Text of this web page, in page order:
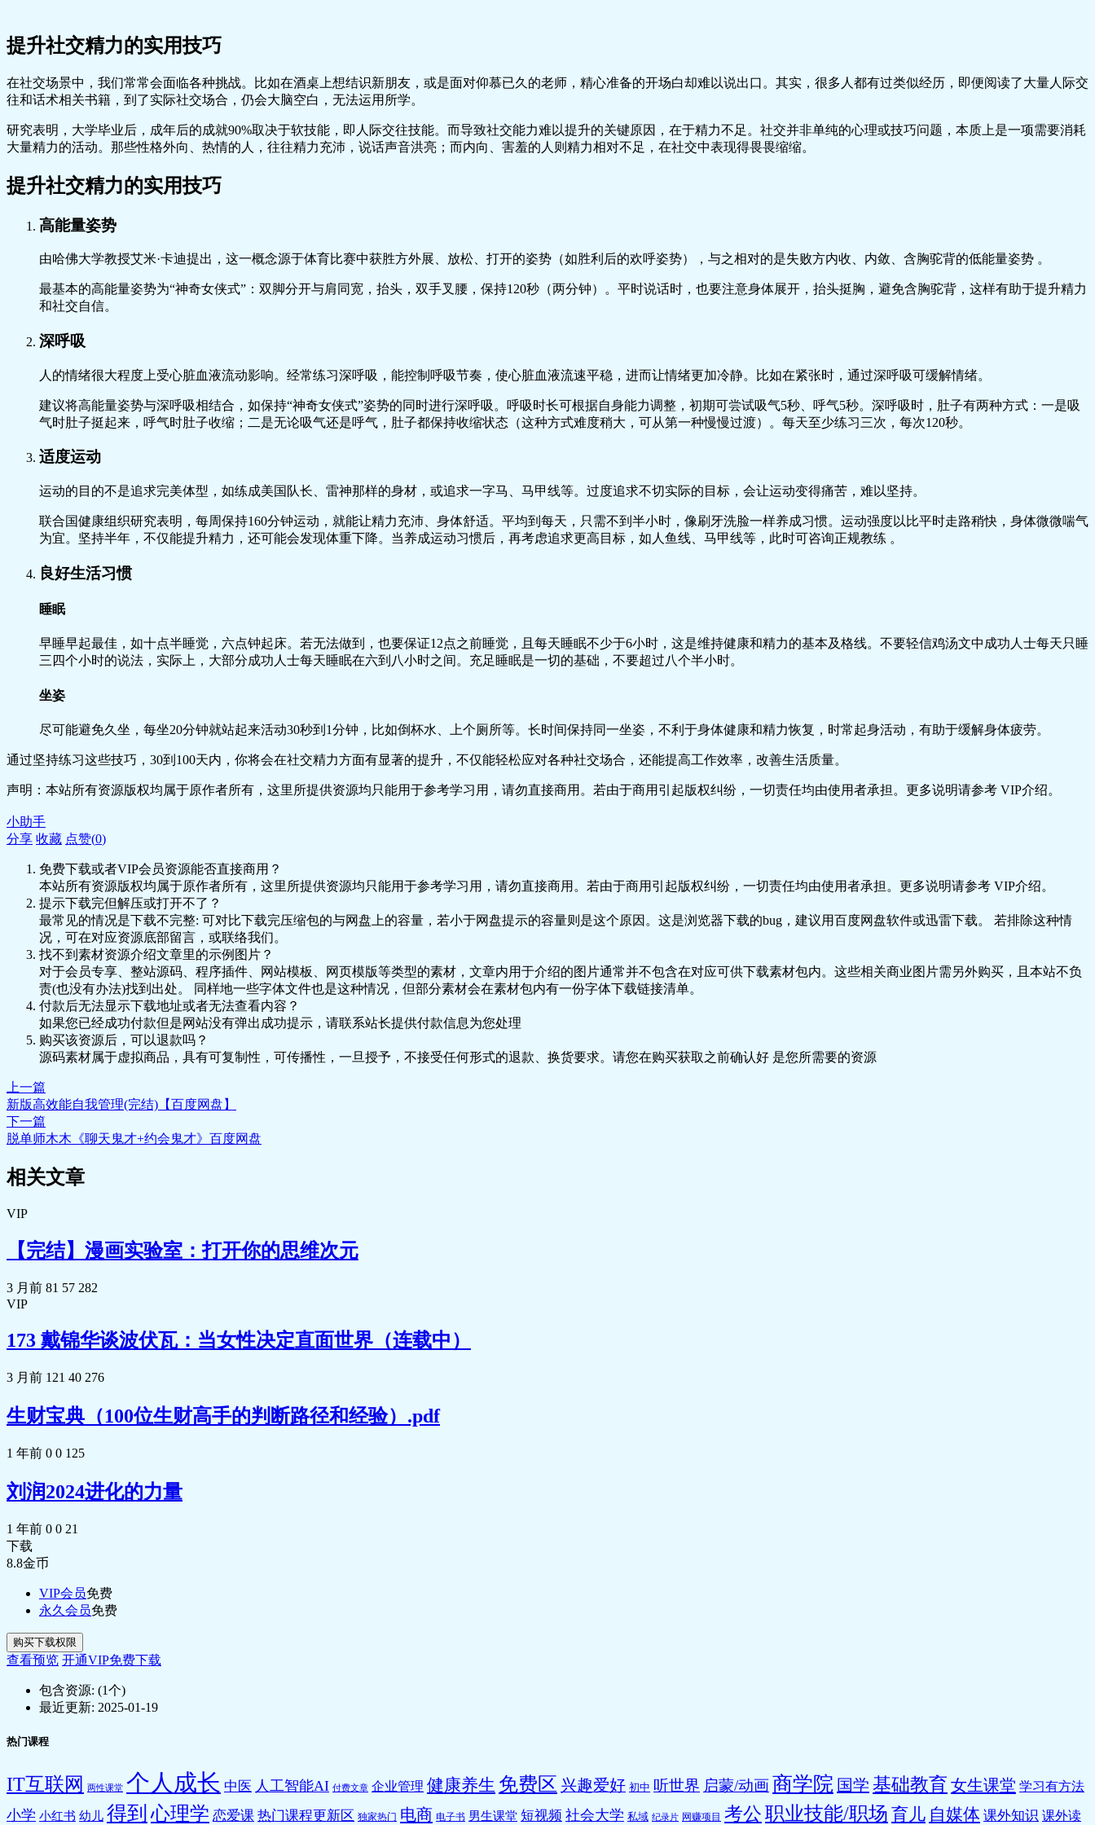
提升社交精力的实用技巧
在社交场景中，我们常常会面临各种挑战。比如在酒桌上想结识新朋友，或是面对仰慕已久的老师，精心准备的开场白却难以说出口。其实，很多人都有过类似经历，即便阅读了大量人际交
往和话术相关书籍，到了实际社交场合，仍会大脑空白，无法运用所学。
研究表明，大学毕业后，成年后的成就90%取决于软技能，即人际交往技能。而导致社交能力难以提升的关键原因，在于精力不足。社交并非单纯的心理或技巧问题，本质上是一项需要消耗
大量精力的活动。那些性格外向、热情的人，往往精力充沛，说话声音洪亮；而内向、害羞的人则精力相对不足，在社交中表现得畏畏缩缩。
提升社交精力的实用技巧
高能量姿势
由哈佛大学教授艾米·卡迪提出，这一概念源于体育比赛中获胜方外展、放松、打开的姿势（如胜利后的欢呼姿势），与之相对的是失败方内收、内敛、含胸驼背的低能量姿势 。
最基本的高能量姿势为“神奇女侠式”：双脚分开与肩同宽，抬头，双手叉腰，保持120秒（两分钟）。平时说话时，也要注意身体展开，抬头挺胸，避免含胸驼背，这样有助于提升精力
和社交自信。
深呼吸
人的情绪很大程度上受心脏血液流动影响。经常练习深呼吸，能控制呼吸节奏，使心脏血液流速平稳，进而让情绪更加冷静。比如在紧张时，通过深呼吸可缓解情绪。
建议将高能量姿势与深呼吸相结合，如保持“神奇女侠式”姿势的同时进行深呼吸。呼吸时长可根据自身能力调整，初期可尝试吸气5秒、呼气5秒。深呼吸时，肚子有两种方式：一是吸
气时肚子挺起来，呼气时肚子收缩；二是无论吸气还是呼气，肚子都保持收缩状态（这种方式难度稍大，可从第一种慢慢过渡）。每天至少练习三次，每次120秒。
适度运动
运动的目的不是追求完美体型，如练成美国队长、雷神那样的身材，或追求一字马、马甲线等。过度追求不切实际的目标，会让运动变得痛苦，难以坚持。
联合国健康组织研究表明，每周保持160分钟运动，就能让精力充沛、身体舒适。平均到每天，只需不到半小时，像刷牙洗脸一样养成习惯。运动强度以比平时走路稍快，身体微微喘气
为宜。坚持半年，不仅能提升精力，还可能会发现体重下降。当养成运动习惯后，再考虑追求更高目标，如人鱼线、马甲线等，此时可咨询正规教练 。
良好生活习惯
睡眠
早睡早起最佳，如十点半睡觉，六点钟起床。若无法做到，也要保证12点之前睡觉，且每天睡眠不少于6小时，这是维持健康和精力的基本及格线。不要轻信鸡汤文中成功人士每天只睡
三四个小时的说法，实际上，大部分成功人士每天睡眠在六到八小时之间。充足睡眠是一切的基础，不要超过八个半小时。
坐姿
尽可能避免久坐，每坐20分钟就站起来活动30秒到1分钟，比如倒杯水、上个厕所等。长时间保持同一坐姿，不利于身体健康和精力恢复，时常起身活动，有助于缓解身体疲劳。
通过坚持练习这些技巧，30到100天内，你将会在社交精力方面有显著的提升，不仅能轻松应对各种社交场合，还能提高工作效率，改善生活质量。
声明：本站所有资源版权均属于原作者所有，这里所提供资源均只能用于参考学习用，请勿直接商用。若由于商用引起版权纠纷，一切责任均由使用者承担。更多说明请参考 VIP介绍。
小助手
分享 收藏 点赞(0)
免费下载或者VIP会员资源能否直接商用？
本站所有资源版权均属于原作者所有，这里所提供资源均只能用于参考学习用，请勿直接商用。若由于商用引起版权纠纷，一切责任均由使用者承担。更多说明请参考 VIP介绍。
提示下载完但解压或打开不了？
最常见的情况是下载不完整: 可对比下载完压缩包的与网盘上的容量，若小于网盘提示的容量则是这个原因。这是浏览器下载的bug，建议用百度网盘软件或迅雷下载。 若排除这种情
况，可在对应资源底部留言，或联络我们。
找不到素材资源介绍文章里的示例图片？
对于会员专享、整站源码、程序插件、网站模板、网页模版等类型的素材，文章内用于介绍的图片通常并不包含在对应可供下载素材包内。这些相关商业图片需另外购买，且本站不负
责(也没有办法)找到出处。 同样地一些字体文件也是这种情况，但部分素材会在素材包内有一份字体下载链接清单。
付款后无法显示下载地址或者无法查看内容？
如果您已经成功付款但是网站没有弹出成功提示，请联系站长提供付款信息为您处理
购买该资源后，可以退款吗？
源码素材属于虚拟商品，具有可复制性，可传播性，一旦授予，不接受任何形式的退款、换货要求。请您在购买获取之前确认好 是您所需要的资源
上一篇
新版高效能自我管理(完结)【百度网盘】
下一篇
脱单师木木《聊天鬼才+约会鬼才》百度网盘
相关文章
VIP
【完结】漫画实验室：打开你的思维次元
3 月前 81 57 282
VIP
173 戴锦华谈波伏瓦：当女性决定直面世界（连载中）
3 月前 121 40 276
生财宝典（100位生财高手的判断路径和经验）.pdf
1 年前 0 0 125
刘润2024进化的力量
1 年前 0 0 21
下载
8.8金币
VIP会员免费
永久会员免费
购买下载权限
查看预览 开通VIP免费下载
包含资源: (1个)
最近更新: 2025-01-19
热门课程
IT互联网 两性课堂 个人成长 中医 人工智能AI 付费文章 企业管理 健康养生 免费区 兴趣爱好 初中 听世界 启蒙/动画商学院 国学 基础教育 女生课堂 学习有方法
小学 小红书 幼儿 得到 心理学 恋爱课 热门课程更新区 独家热门 电商 电子书 男生课堂 短视频 社会大学 私域 纪录片 网赚项目 考公 职业技能/职场 育儿 自媒体 课外知识 课外读